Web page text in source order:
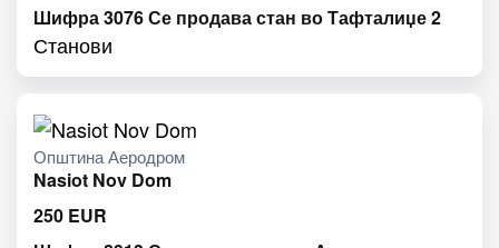
Шифра 3076 Се продава стан во Тафталиџе 2
Станови
Општина Аеродром
Nasiot Nov Dom
250 EUR